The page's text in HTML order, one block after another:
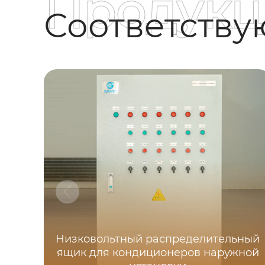
Низковольтный распределительный
ящик для кондиционеров наружной